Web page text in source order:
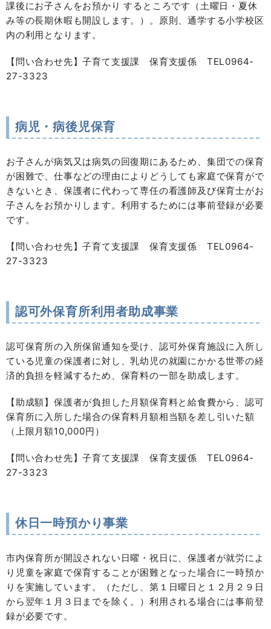
課後にお子さんをお預かり するところです（土曜日・夏休
み等の長期休暇も開設します。）。原則、通学する小学校区
内の利用となります。
【問い合わせ先】子育て支援課 保育支援係 TEL0964-
27-3323
病児・病後児保育
お子さんが病気又は病気の回復期にあるため、集団での保育
が困難で、仕事などの理由によりどうしても家庭で保育がで
きないとき、保護者に代わって専任の看護師及び保育士がお
子さんをお預かりします。利用するためには事前登録が必要
です。
【問い合わせ先】子育て支援課 保育支援係 TEL0964-
27-3323
認可外保育所利用者助成事業
認可保育所の入所保留通知を受け、認可外保育施設に入所し
ている児童の保護者に対し、乳幼児の就園にかかる世帯の経
済的負担を軽減するため、保育料の一部を助成します。
【助成額】保護者が負担した月額保育料と給食費から、認可
保育所に入所した場合の保育料月額相当額を差し引いた額
（上限月額10,000円）
【問い合わせ先】子育て支援課 保育支援係 TEL0964-
27-3323
休日一時預かり事業
市内保育所が開設されない日曜・祝日に、保護者が就労によ
り児童を家庭で保育することが困難となった場合に一時預か
りを実施しています。（ただし、第１日曜日と１２月２９日
から翌年１月３日までを除く。）利用される場合には事前登
録が必要です。